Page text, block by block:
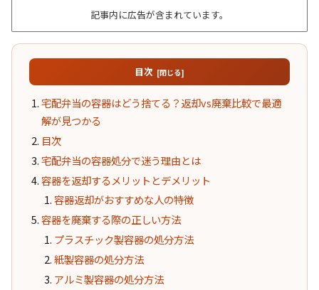
記事内に広告が含まれています。
目次
宅配弁当の容器はどう捨てる？返却vs廃棄比較で最適
解が見つかる
目次
宅配弁当の容器処分で迷う理由とは
容器を返却するメリットとデメリット
容器返却がおすすめな人の特徴
容器を廃棄する際の正しい方法
プラスチック製容器の処分方法
紙製容器の処分方法
アルミ製容器の処分方法